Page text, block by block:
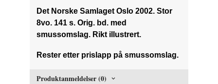
Det Norske Samlaget Oslo 2002. Stor
8vo. 141 s. Orig. bd. med
smussomslag. Rikt illustrert.
Rester etter prislapp på smussomslag.
Produktanmeldelser (0)